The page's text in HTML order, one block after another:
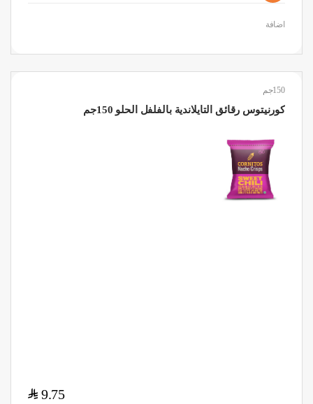
اضافة
150جم
كورنيتوس رقائق التايلاندية بالفلفل الحلو 150جم
9.75
$